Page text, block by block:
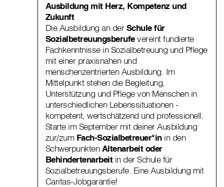
Ausbildung mit Herz, Kompetenz und
Zukunft
Die Ausbildung an derSchule für
Sozialbetreuungsberufevereint fundierte
Fachkenntnisse in Sozialbetreuung und Pflege
mit einer praxisnahen und
menschenzentrierten Ausbildung. Im
Mittelpunkt stehen die Begleitung,
Unterstützung und Pflege von Menschen in
unterschiedlichen Lebenssituationen -
kompetent, wertschätzend und professionell.
Starte im September mit deiner Ausbildung
zur/zum Fach-Sozialbetreuer*inin den
SchwerpunktenAltenarbeit oder
Behindertenarbeitin der Schule für
Sozialbetreuungsberufe. Eine Ausbildung mit
Caritas-Jobgarantie!